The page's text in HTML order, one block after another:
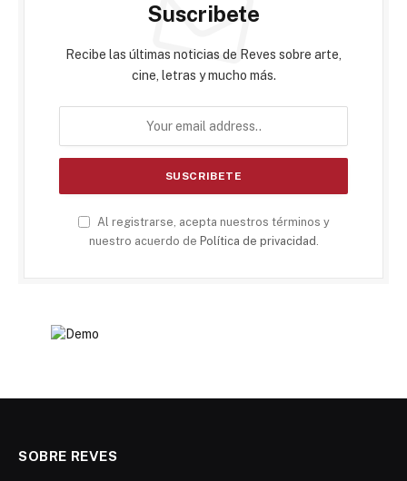
Suscribete
Recibe las últimas noticias de Reves sobre arte,
cine, letras y mucho más.
Al registrarse, acepta nuestros términos y
nuestro acuerdo de Política de privacidad
SOBRE REVES